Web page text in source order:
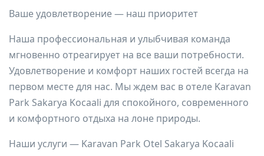
Ваше удовлетворение — наш приоритет
Наша профессиональная и улыбчивая команда
мгновенно отреагирует на все ваши потребности.
Удовлетворение и комфорт наших гостей всегда на
первом месте для нас. Мы ждем вас в отеле Karavan
Park Sakarya Kocaali для спокойного, современного
и комфортного отдыха на лоне природы.
Наши услуги — Karavan Park Otel Sakarya Kocaali